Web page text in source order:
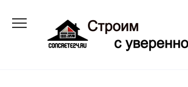
содержанию